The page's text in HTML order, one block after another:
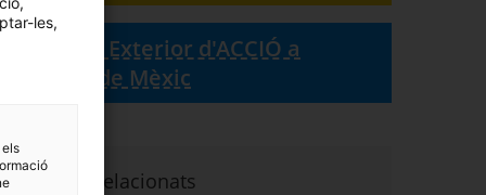
Oficina Exterior d'ACCIÓ a
Ciutat de Mèxic
Sectors relacionats
les,